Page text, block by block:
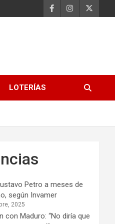
LOTERÍAS
Petro a meses de
según Invamer
2025
Maduro: “No diría que